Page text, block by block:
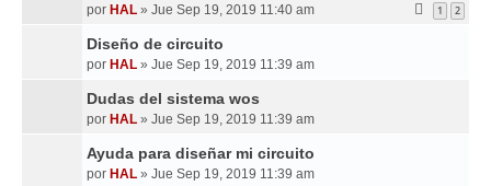
por HAL » Jue Sep 19, 2019 11:40 am 1 2
Diseño de circuito
por HAL » Jue Sep 19, 2019 11:39 am
Dudas del sistema wos
por HAL » Jue Sep 19, 2019 11:39 am
Ayuda para diseñar mi circuito
por HAL » Jue Sep 19, 2019 11:39 am